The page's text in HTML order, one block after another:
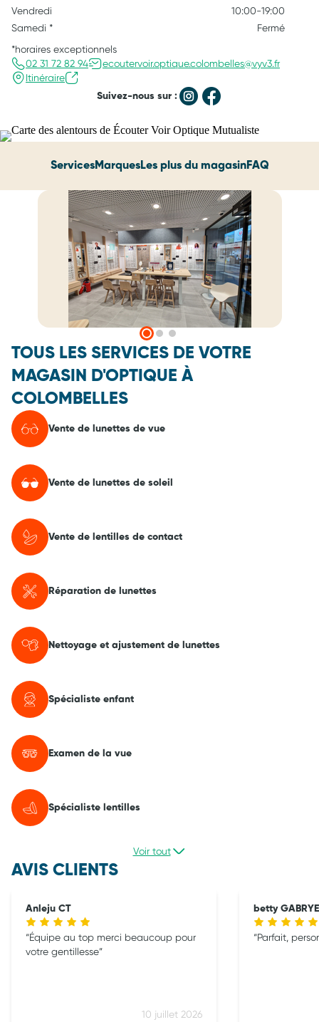
Vendredi
10:00-19:00
Samedi *
Fermé
*horaires exceptionnels
02 31 72 82 94
ecoutervoir.optique.colombelles@vyv3.fr
Itinéraire
Suivez-nous sur :
ServicesMarquesLes plus du magasinFAQ
TOUS LES SERVICES DE VOTRE
MAGASIN D'OPTIQUE À
COLOMBELLES
Vente de lunettes de vue
Vente de lunettes de soleil
Vente de lentilles de contact
Réparation de lunettes
Nettoyage et ajustement de lunettes
Spécialiste enfant
Examen de la vue
Spécialiste lentilles
Voir tout
AVIS CLIENTS
Anleju CT
10 juillet 2026
Équipe au top merci beaucoup pour
votre gentillesse
betty
Parfait,